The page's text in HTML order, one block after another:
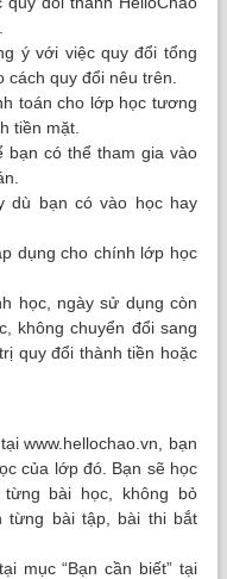
ý với việc quy đổi tổng
quy đổi nêu trên.
toán cho lớp học tương
tiền mặt.
bạn có thể tham gia vào
dù bạn có vào học hay
dụng cho chính lớp học
học, ngày sử dụng còn
không chuyển đổi sang
quy đổi thành tiền hoặc
www.hellochao.vn, bạn
của lớp đó. Bạn sẽ học
bài học, không bỏ
từng bài tập, bài thi bắt
mục “Bạn cần biết” tại